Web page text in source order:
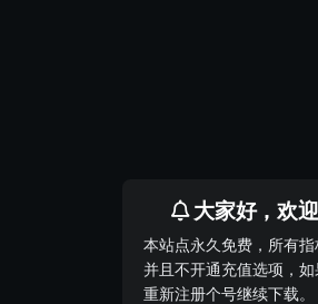
大家好，欢
本站点永久免费，所有
并且不开通充值选项，
重新注册个号继续下载